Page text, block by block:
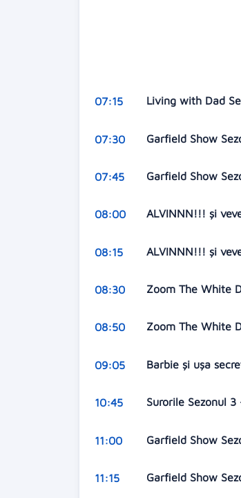
07:15 Living with Dad
07:30 Garfield Show
07:45 Garfield Show
08:00 ALVINNN!!! și
08:15 ALVINNN!!! și
08:30 Zoom The White
08:50 Zoom The White
09:05 Barbie şi uşa
10:45 Surorile Sezonul
11:00 Garfield Show
11:15 Garfield Show